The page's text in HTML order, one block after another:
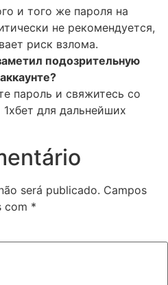
и того же пароля на
не рекомендуется,
риск взлома.
подозрительную
пароль и свяжитесь со
для дальнейших
será publicado. Campos
com *